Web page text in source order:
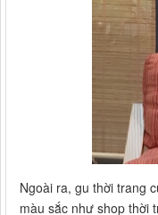
Ngoài ra, gu thời trang
màu sắc như shop thời